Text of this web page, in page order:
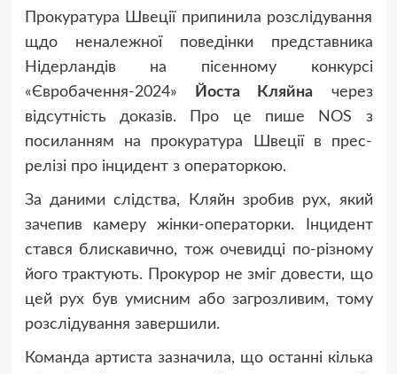
Прокуратура Швеції припинила розслідування
щдо неналежної поведінки представника
Нідерландів на пісенному конкурсі
«Євробачення-2024»
Йоста Кляйна через
відсутність доказів. Про це пише NOS з
посиланням на прокуратура Швеції в прес-
релізі про інцидент з операторкою.
За даними слідства, Кляйн зробив рух, який
зачепив камеру жінки-операторки. Інцидент
стався блискавично, тож очевидці по-різному
його трактують. Прокурор не зміг довести, що
цей рух був умисним або загрозливим, тому
розслідування завершили.
Команда артиста зазначила, що останні кілька